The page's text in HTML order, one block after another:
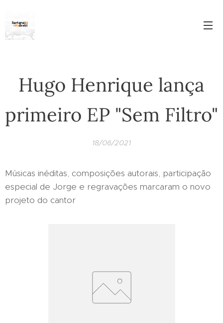
Hugo Henrique lança
primeiro EP "Sem Filtro"
18/06/2021
Músicas inéditas, composições autorais, participação
especial de Jorge e regravações marcaram o novo
projeto do cantor